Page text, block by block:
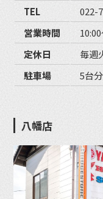
TEL
022-
営業時間
定休日
毎週
駐車場
5台分
八幡店